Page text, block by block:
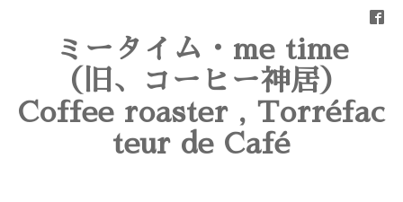
ミータイム・me time
（旧、コーヒー神居）
Coffee roaster , Torréfac
teur de Café